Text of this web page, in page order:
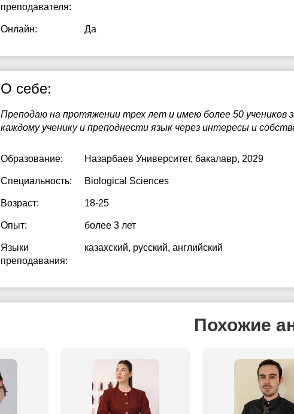
преподавателя:
Онлайн: Да
О себе:
Преподаю на протяжении трех лет и имею более 50 учеников
каждому ученику и преподнести язык через интересы и
Образование: Назарбаев Университет, бакалавр, 2029
Специальность: Biological Sciences
Возраст: 18-25
Опыт: более 3 лет
Языки
преподавания:
казахский, русский, английский
Похожие